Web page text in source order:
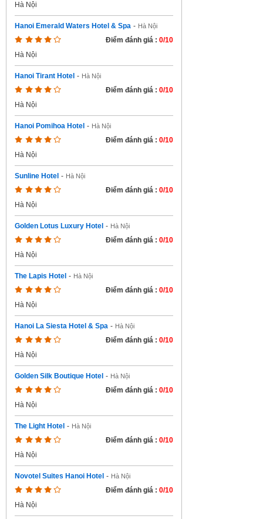
Hà Nội
Hanoi Emerald Waters Hotel & Spa - Hà Nội
Điểm đánh giá : 0/10
Hà Nội
Hanoi Tirant Hotel - Hà Nội
Điểm đánh giá : 0/10
Hà Nội
Hanoi Pomihoa Hotel - Hà Nội
Điểm đánh giá : 0/10
Hà Nội
Sunline Hotel - Hà Nội
Điểm đánh giá : 0/10
Hà Nội
Golden Lotus Luxury Hotel - Hà Nội
Điểm đánh giá : 0/10
Hà Nội
The Lapis Hotel - Hà Nội
Điểm đánh giá : 0/10
Hà Nội
Hanoi La Siesta Hotel & Spa - Hà Nội
Điểm đánh giá : 0/10
Hà Nội
Golden Silk Boutique Hotel - Hà Nội
Điểm đánh giá : 0/10
Hà Nội
The Light Hotel - Hà Nội
Điểm đánh giá : 0/10
Hà Nội
Novotel Suites Hanoi Hotel - Hà Nội
Điểm đánh giá : 0/10
Hà Nội